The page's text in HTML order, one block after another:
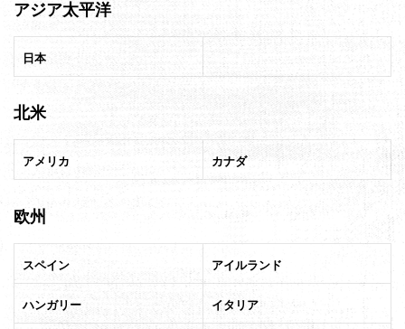
アジア太平洋
日本
北米
アメリカ カナダ
欧州
スペイン アイルランド
ハンガリー イタリア